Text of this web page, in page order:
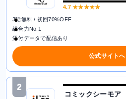
4.7★★★★★
3話無料 / 初回70%OFF
総合力No.1
添付データで配信あり
公式サイトへ
2
コミックシーモア